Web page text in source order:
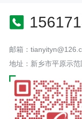
邮箱：
地址：新乡市平原示